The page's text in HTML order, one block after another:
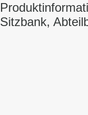
Sitzbank,